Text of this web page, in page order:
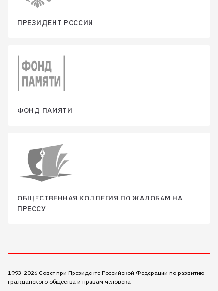
ПРЕЗИДЕНТ РОССИИ
ФОНД ПАМЯТИ
ОБЩЕСТВЕННАЯ КОЛЛЕГИЯ ПО ЖАЛОБАМ НА
ПРЕССУ
1993-2026 Совет при Президенте Российской Федерации по развитию
гражданского общества и правам человека